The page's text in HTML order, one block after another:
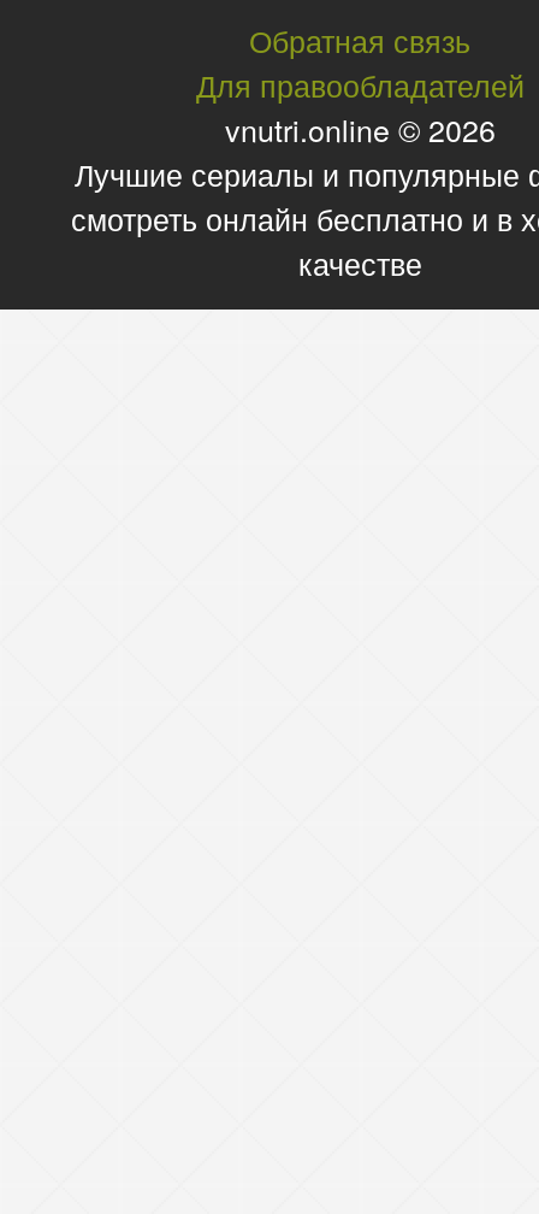
Обратная связь
Для правообладателей
vnutri.online © 2026
Лучшие сериалы и
смотреть онлайн бесплатно и в
качестве